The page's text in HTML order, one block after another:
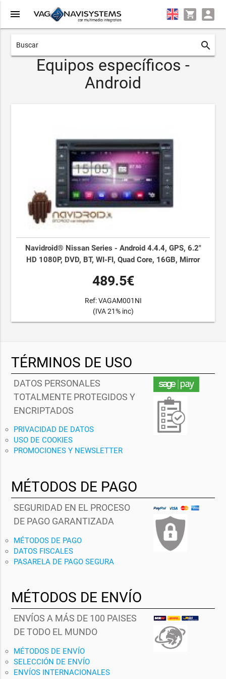
menu
search
Equipos específicos -
Android
Navidroid® Nissan Series - Android 4.4.4, GPS, 6.2"
HD 1080P, DVD, BT, WI-FI, Quad Core, 16GB, Mirror
489.5€
Ref: VAGAM001NI
(IVA 21% inc)
TÉRMINOS DE USO
DATOS PERSONALES
TOTALMENTE PROTEGIDOS Y
ENCRIPTADOS
PRIVACIDAD DE DATOS
USO DE COOKIES
PROMOCIONES Y NEWSLETTER
MÉTODOS DE PAGO
SEGURIDAD EN EL PROCESO
DE PAGO GARANTIZADA
MÉTODOS DE PAGO
DATOS FISCALES
PASARELA DE PAGO SEGURA
MÉTODOS DE ENVÍO
ENVÍOS A MÁS DE 100 PAISES
DE TODO EL MUNDO
MÉTODOS DE ENVÍO
SELECCIÓN DE ENVÍO
ENVÍOS INTERNACIONALES